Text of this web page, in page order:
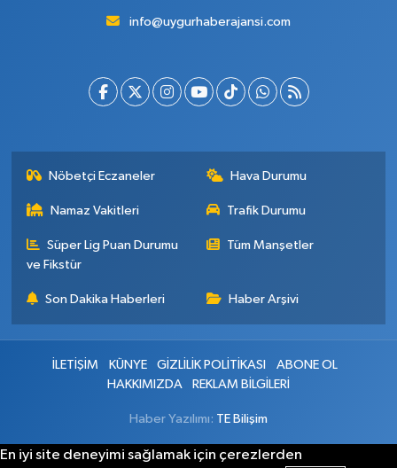
info@uygurhaberajansi.com
Nöbetçi Eczaneler Hava Durumu
Namaz Vakitleri Trafik Durumu
Süper Lig Puan Durumu
ve Fikstür
Tüm Manşetler
Son Dakika Haberleri Haber Arşivi
İLETİŞİM KÜNYE GİZLİLİK POLİTİKASI
ABONE OL
HAKKIMIZDA
REKLAM BİLGİLERİ
Haber Yazılımı: TE Bilişim
En iyi site deneyimi sağlamak için çerezlerden